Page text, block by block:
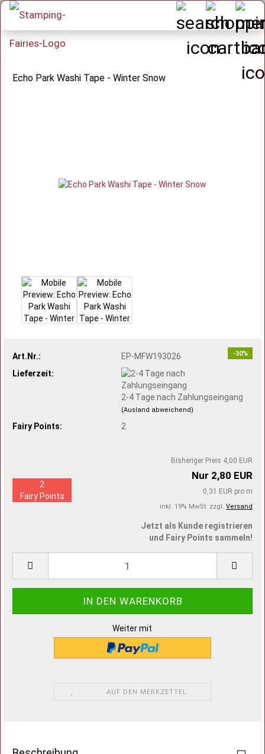
Echo Park Washi Tape - Winter Snow
-30%
Art.Nr.:
EP-MFW193026
Lieferzeit:
2-4 Tage nach Zahlungseingang
(Ausland abweichend)
Fairy Points: 2
Bisheriger Preis 4,00 EUR
Nur 2,80 EUR
0,31 EUR pro m
inkl. 19% MwSt. zzgl. Versand
2
Fairy Points
Jetzt als Kunde registrieren
und Fairy Points sammeln!
Weiter mit
AUF DEN MERKZETTEL